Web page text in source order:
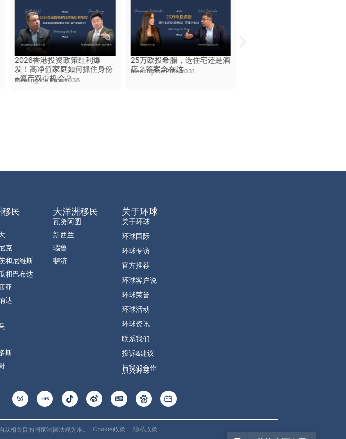
2026香港投资政策红利爆
发！高净值家庭如何抓住身份
+资产双重机会？
Meeting the Pros #036
25万欧投希腊，选住宅还是酒
店？答案全在这
Meeting the Pros #031
民
克
和尼维斯
和巴布达
亚
达
斯
大洋洲移民
瓦努阿图
新西兰
瑙鲁
斐济
关于环球
关于环球
环球国际
环球专访
官方推荐
环球客户说
环球荣誉
环球活动
环球资讯
联系我们
投诉&建议
与我们合作
加入环球
T
i
k
t
o
k
W
e
i
b
o
相关目的国家法律法规为准。 Cookie政策 隐私政策